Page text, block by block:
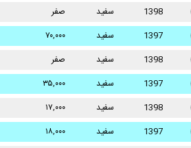
1398 سفید صفر
1397 سفید ۷۰,۰۰۰
1398 سفید صفر
1397 سفید ۳۵,۰۰۰
1398 سفید ۱۷,۰۰۰
1397 سفید ۱۸,۰۰۰